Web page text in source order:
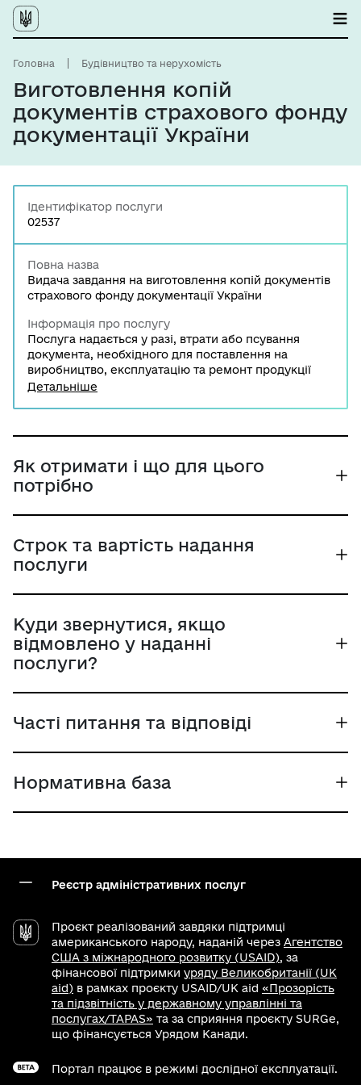
Головна Будівництво та нерухомість
Виготовлення копій
документів страхового фонду
документації України
Ідентифікатор послуги
02537
Повна назва
Видача завдання на виготовлення копій документів
страхового фонду документації України
Інформація про послугу
Послуга надається у разі, втрати або псування
документа, необхідного для поставлення на
виробництво, експлуатацію та ремонт продукції
оборонного, мобілізаційного і господарського
також для збереження культурної спадщини.
Детальніше
Як отримати і що для цього
потрібно
Строк та вартість надання
послуги
Куди звернутися, якщо
відмовлено у наданні
послуги?
Часті питання та відповіді
Нормативна база
Реєстр адміністративних послуг
Проєкт реалізований завдяки підтримці
американського народу, наданій через Агентство
США з міжнародного розвитку (USAID), за
фінансової підтримки уряду Великобританії (UK
aid) в рамках проєкту USAID/UK aid «Прозорість
та підзвітність у державному управлінні та
послугах/TAPAS» та за сприяння проєкту SURGe,
що фінансується Урядом Канади.
Портал працює в режимі дослідної експлуатації.